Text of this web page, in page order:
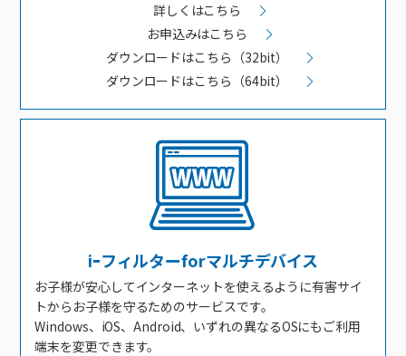
詳しくはこちら
お申込みはこちら
ダウンロードはこちら（32bit）
ダウンロードはこちら（64bit）
iｰフィルターforマルチデバイス
お子様が安心してインターネットを使えるように有害サイ
トからお子様を守るためのサービスです。
Windows、iOS、Android、いずれの異なるOSにもご利用
端末を変更できます。